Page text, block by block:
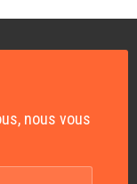
nous vous